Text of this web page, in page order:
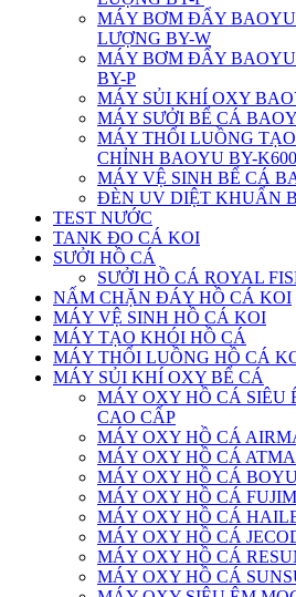
MÁY BƠM ĐẨY
LƯỢNG BY-W
MÁY BƠM ĐẨY
BY-P
MÁY SỦI KHÍ OXY
MÁY SƯỞI BỂ CÁ
MÁY THỔI LUỒNG
CHỈNH BAOYU BY-K600
MÁY VỆ SINH BỂ CÁ
ĐÈN UV DIỆT KHUẨN
TEST NƯỚC
TANK ĐO CÁ KOI
SƯỞI HỒ CÁ
SƯỞI HỒ CÁ ROYAL
NẤM CHẶN ĐÁY HỒ CÁ KOI
MÁY VỆ SINH HỒ CÁ KOI
MÁY TẠO KHÓI HỒ CÁ
MÁY THỔI LUỒNG HỒ CÁ
MÁY SỦI KHÍ OXY BỂ CÁ
MÁY OXY HỒ CÁ SIÊU
CAO CẤP
MÁY OXY HỒ CÁ
MÁY OXY HỒ CÁ
MÁY OXY HỒ CÁ
MÁY OXY HỒ CÁ
MÁY OXY HỒ CÁ
MÁY OXY HỒ CÁ
MÁY OXY HỒ CÁ
MÁY OXY HỒ CÁ